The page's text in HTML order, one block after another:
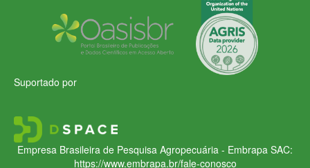
Suportado por
Empresa Brasileira de Pesquisa Agropecuária - Embrapa SAC:
https://www.embrapa.br/fale-conosco